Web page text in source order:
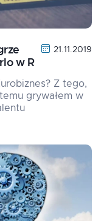
w R
21.11.2019
Z tego,
grywałem w